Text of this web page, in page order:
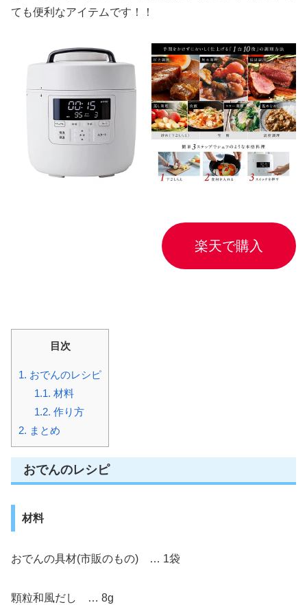
ても便利なアイテムです！！
楽天で購入
目次
1. おでんのレシピ
1.1. 材料
1.2. 作り方
2. まとめ
おでんのレシピ
材料
おでんの具材(市販のもの) … 1袋
顆粒和風だし … 8g